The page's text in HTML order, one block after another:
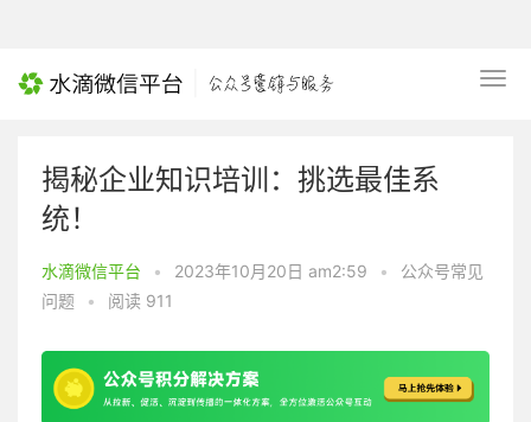
揭秘企业知识培训：挑选最佳系
统！
水滴微信平台 • 2023年10月20日 am2:59 •
公众号常见
问题
• 阅读 911